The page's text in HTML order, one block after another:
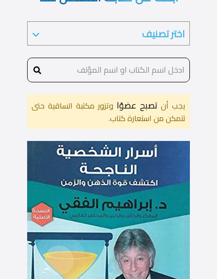
يجب أن تصبح عضوًا وتزور مكتبة الساقية حتى
تتمكن من استعارة كتاب.